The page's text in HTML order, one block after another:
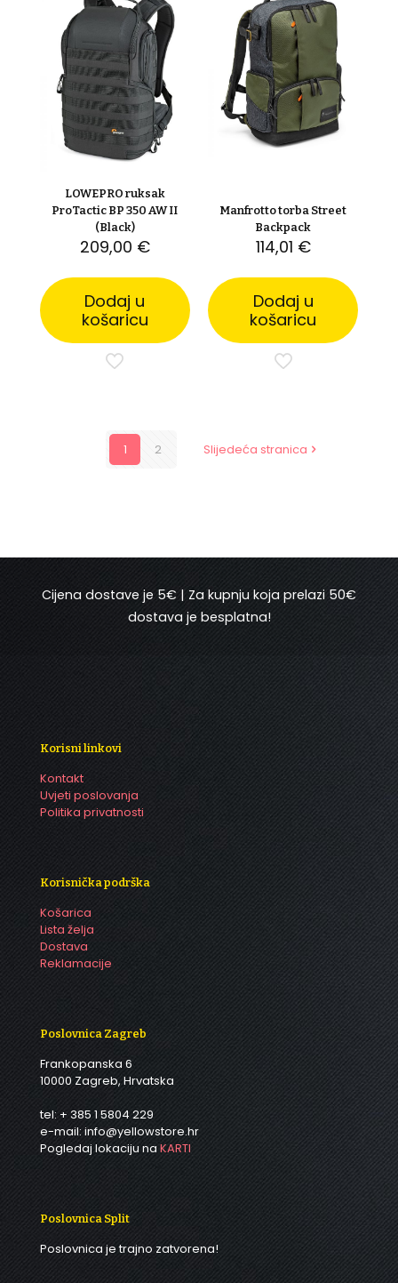
LOWEPRO ruksak
ProTactic BP 350 AW II
(Black)
209,00 €
Dodaj u
košaricu
Manfrotto torba Street
Backpack
114,01 €
Dodaj u
košaricu
1 2 Slijedeća stranica
Cijena dostave je 5€ | Za kupnju koja prelazi 50€
dostava je besplatna!
Korisni linkovi
Kontakt
Uvjeti poslovanja
Politika privatnosti
Korisnička podrška
Košarica
Lista želja
Dostava
Reklamacije
Poslovnica Zagreb
Frankopanska 6
10000 Zagreb, Hrvatska
tel: + 385 1 5804 229
e-mail: info@yellowstore.hr
Pogledaj lokaciju na KARTI
Poslovnica Split
Poslovnica je trajno zatvorena!